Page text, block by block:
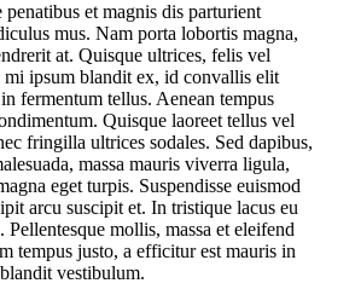
et magnis dis parturient
mus. Nam porta lobortis magna,
at. Quisque ultrices, felis vel
mi ipsum blandit ex, id convallis elit
fermentum tellus. Aenean tempus
Quisque laoreet tellus vel
fringilla ultrices sodales. Sed dapibus,
massa mauris viverra ligula,
eget turpis. Suspendisse euismod
arcu suscipit et. In tristique lacus eu
mollis, massa et eleifend
tempus justo, a efficitur est mauris in
vestibulum.